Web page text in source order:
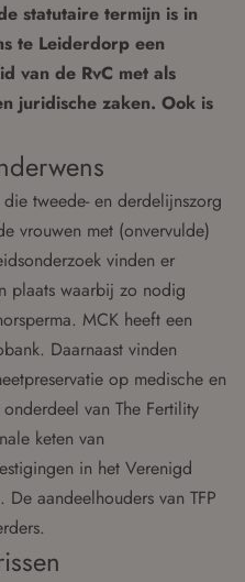
statutaire termijn is in
te Leiderdorp een
van de RvC met als
juridische zaken. Ook is
tweede- en derdelijnszorg
vrouwen met (onvervulde)
vinden er
plaats waarbij zo nodig
MCK heeft een
Daarnaast vinden
op medische en
van The Fertility
keten van
in het Verenigd
aandeelhouders van TFP